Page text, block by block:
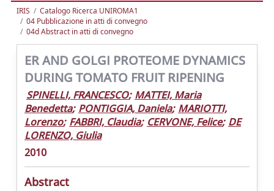
IRIS
Catalogo Ricerca UNIROMA1
04 Pubblicazione in atti di convegno
04d Abstract in atti di convegno
ER AND GOLGI PROTEOME DYNAMICS
DURING TOMATO FRUIT RIPENING
SPINELLI, FRANCESCO; MATTEI, Maria
Benedetta; PONTIGGIA, Daniela; MARIOTTI,
Lorenzo; FABBRI, Claudia; CERVONE, Felice; DE
LORENZO, Giulia
2010
Abstract